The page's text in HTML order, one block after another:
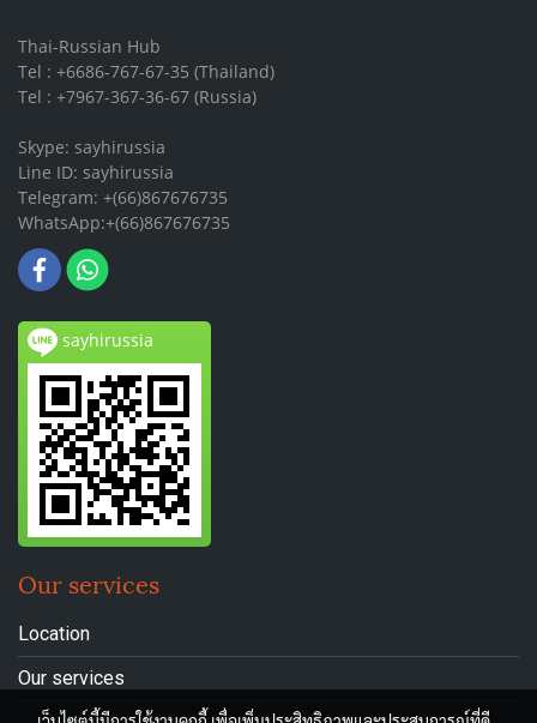
Thai-Russian Hub
Tel : +6686-767-67-35 (Thailand)
Tel : +7967-367-36-67 (Russia)
Skype: sayhirussia
Line ID: sayhirussia
Telegram: +(66)867676735
WhatsApp:+(66)867676735
sayhirussia
Our services
Location
Our services